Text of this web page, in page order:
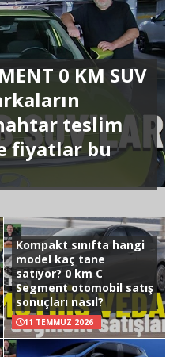
0 KM SUV
teslim
fiyatlar bu
Kompakt sınıfta hangi
model kaç tane
satıyor? 0 km C
Segment otomobil satış
sonuçları nasıl?
11 TEMMUZ 2026